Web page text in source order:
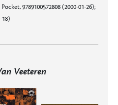
Pocket, 9789100572808 (2000-01-26);
18)
Veeteren